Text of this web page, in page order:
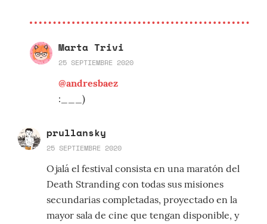
Marta Trivi
25 SEPTIEMBRE 2020
@andresbaez
:___)
prullansky
25 SEPTIEMBRE 2020
Ojalá el festival consista en una maratón del
Death Stranding con todas sus misiones
secundarias completadas, proyectado en la
mayor sala de cine que tengan disponible, y